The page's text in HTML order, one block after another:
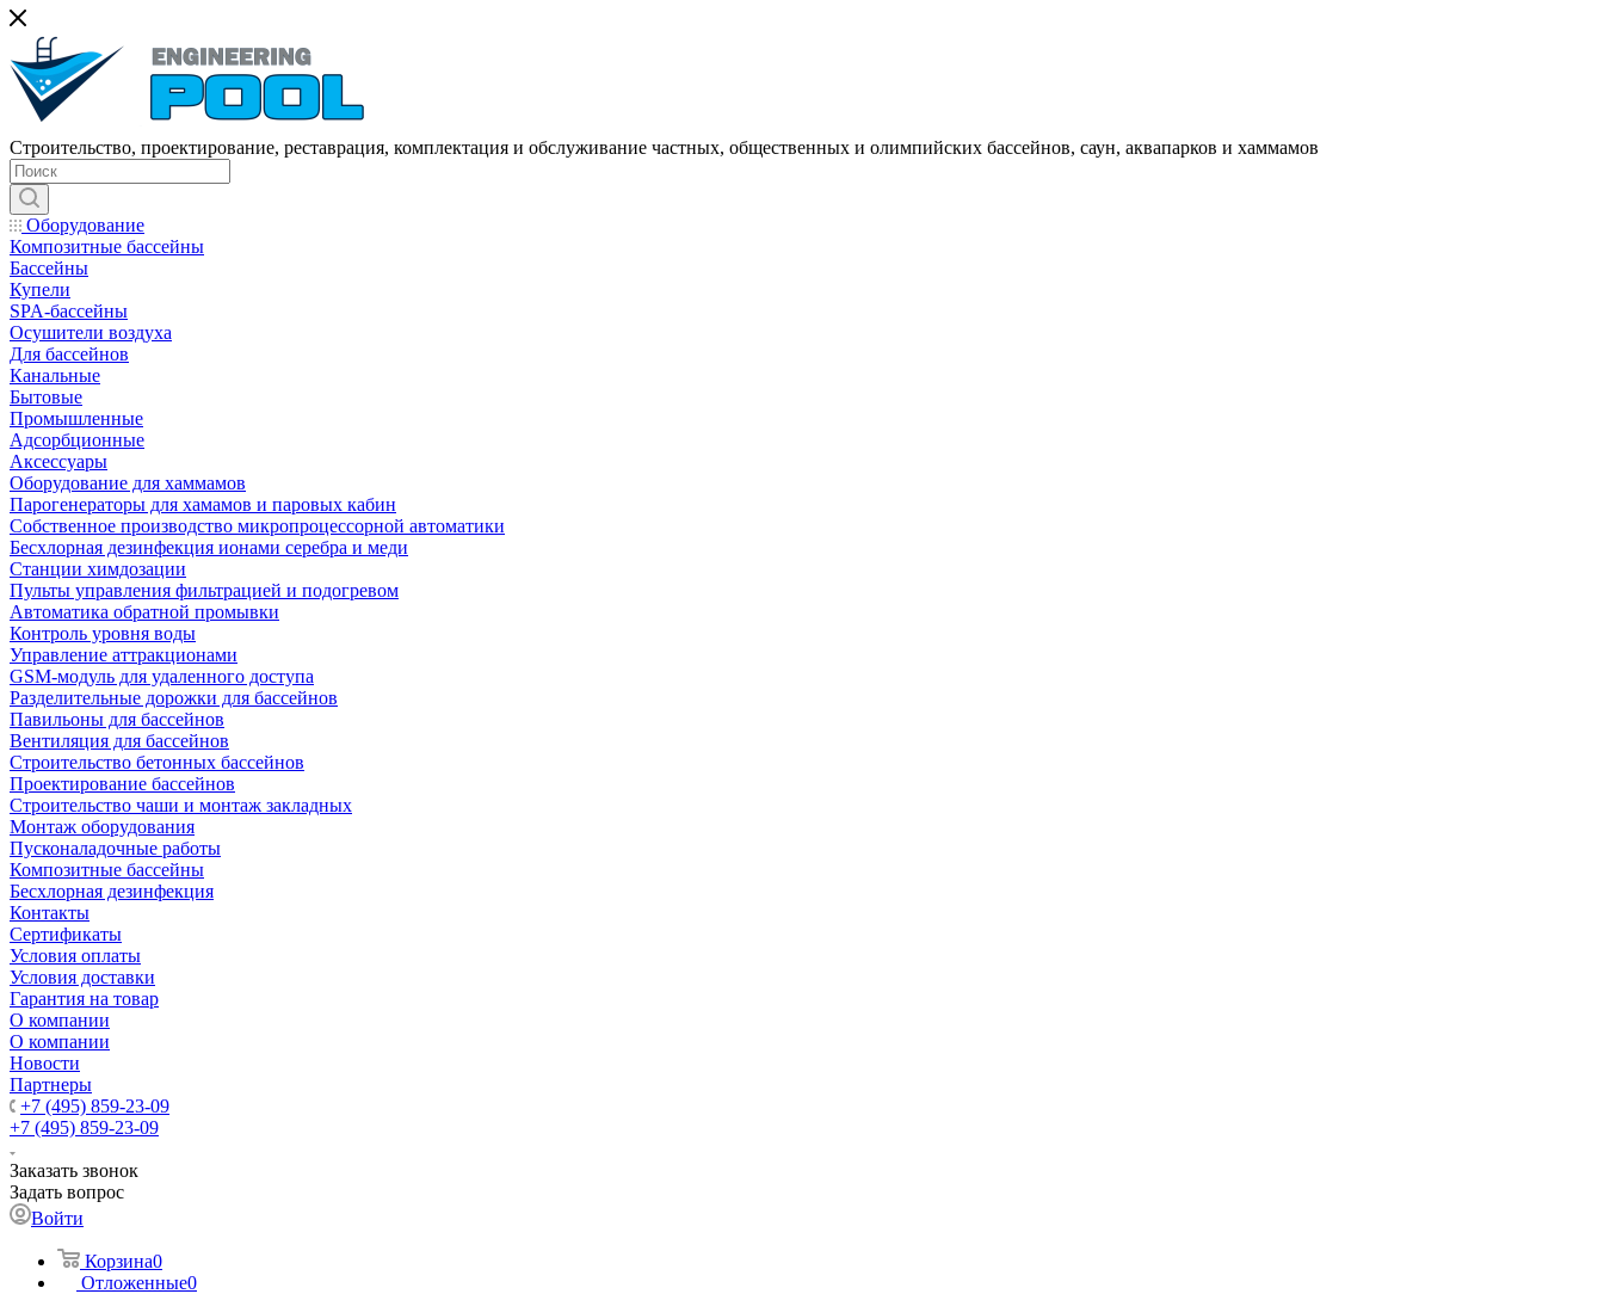
Строительство, проектирование, реставрация, комплектация и обслуживание частных, общественных и олимпийских бассейнов, саун, аквапарков и хаммамов
Оборудование
Композитные бассейны
Бассейны
Купели
SPA-бассейны
Осушители воздуха
Для бассейнов
Канальные
Бытовые
Промышленные
Адсорбционные
Аксессуары
Оборудование для хаммамов
Парогенераторы для хамамов и паровых кабин
Собственное производство микропроцессорной автоматики
Беcхлорная дезинфекция ионами серебра и меди
Станции химдозации
Пульты управления фильтрацией и подогревом
Автоматика обратной промывки
Контроль уровня воды
Управление аттракционами
GSM-модуль для удаленного доступа
Разделительные дорожки для бассейнов
Павильоны для бассейнов
Вентиляция для бассейнов
Строительство бетонных бассейнов
Проектирование бассейнов
Строительство чаши и монтаж закладных
Монтаж оборудования
Пусконаладочные работы
Композитные бассейны
Бесхлорная дезинфекция
Контакты
Сертификаты
Условия оплаты
Условия доставки
Гарантия на товар
О компании
О компании
Новости
Партнеры
+7 (495) 859-23-09
+7 (495) 859-23-09
Заказать звонок
Задать вопрос
Войти
Корзина0
Отложенные0